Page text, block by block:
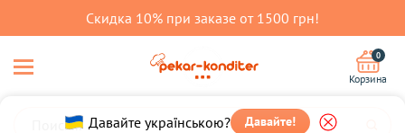
Скидка 10% при заказе от 1500 грн!
Давайте українською? Давайте!
0
Корзина